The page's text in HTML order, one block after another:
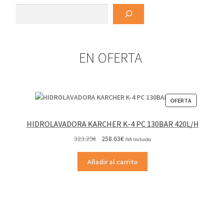
EN OFERTA
OFERTA
EN
HIDROLAVADORA KARCHER K-4 PC 130BAR 420L/H
323.29€
original
era:
258.63€El
actual
es:
IVA Incluido
Añadir al carrito